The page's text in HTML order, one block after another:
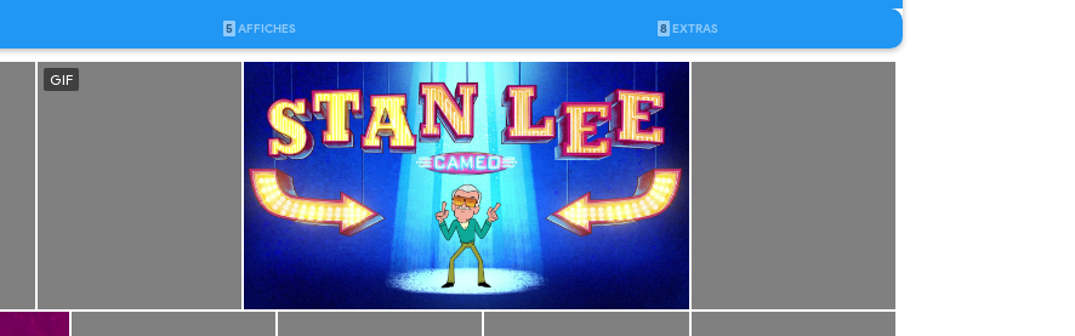
5 AFFICHES 8 EXTRAS